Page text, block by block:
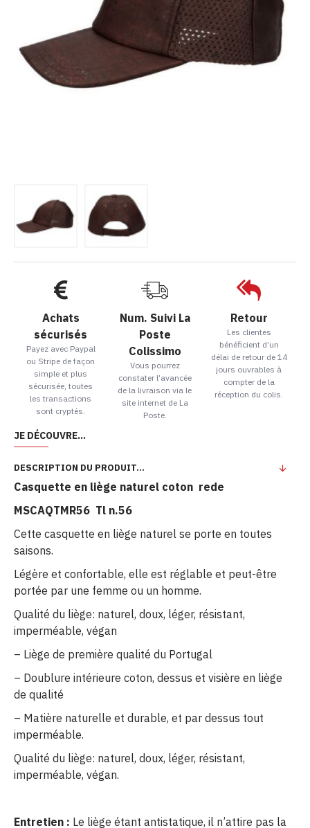
Achats
sécurisés
Payez avec Paypal
ou Stripe de façon
simple et plus
sécurisée, toutes
les transactions
sont cryptés.
Num. Suivi La
Poste
Colissimo
Vous pourrez
constater l’avancée
de la livraison via le
site internet de La
Poste.
Retour
Les clientes
bénéficient d’un
délai de retour de 14
jours ouvrables à
compter de la
réception du colis.
JE DÉCOUVRE...
DESCRIPTION DU PRODUIT...
Casquette en liège naturel coton rede
MSCAQTMR56 Tl n.56
Cette casquette en liège naturel se porte en toutes
saisons.
Légère et confortable, elle est réglable et peut-être
portée par une femme ou un homme.
Qualité du liège: naturel, doux, léger, résistant,
imperméable, végan
– Liège de première qualité du Portugal
– Doublure intérieure coton, dessus et visière en liège
de qualité
– Matière naturelle et durable, et par dessus tout
imperméable.
Qualité du liège: naturel, doux, léger, résistant,
imperméable, végan.
Entretien : Le liège étant antistatique, il n’attire pas la